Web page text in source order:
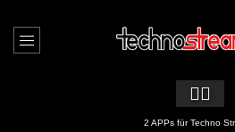
🏳️‍🌈
2 APPs für Techno